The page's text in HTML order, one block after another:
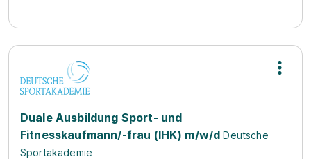
Duale Ausbildung Sport- und
Fitnesskaufmann/-frau (IHK) m/w/d Deutsche
Sportakademie